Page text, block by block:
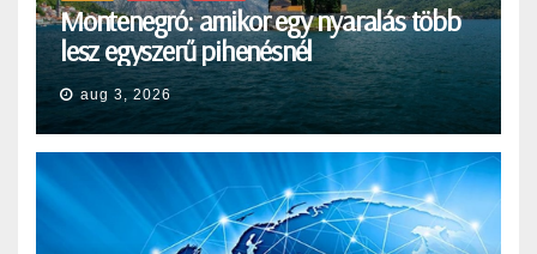
Montenegró: amikor egy nyaralás több
lesz egyszerű pihenésnél
aug 3, 2026